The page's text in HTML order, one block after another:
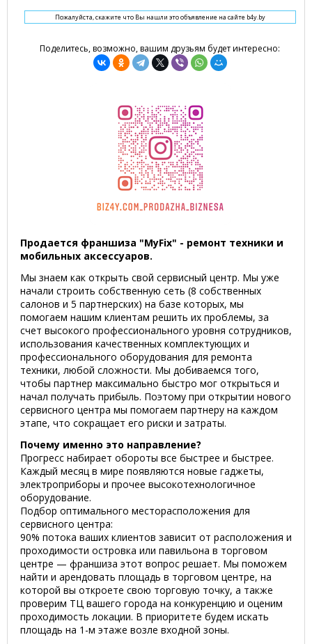
Пожалуйста, скажите что Вы нашли это объявление на сайте b4y.by
Поделитесь, возможно, вашим друзьям будет интересно:
Продается франшиза "MyFix" - ремонт техники и
мобильных аксессуаров.
Мы знаем как открыть свой сервисный центр. Мы уже
начали строить собственную сеть (8 собственных
салонов и 5 партнерских) на базе которых, мы
помогаем нашим клиентам решить их проблемы, за
счет высокого профессионального уровня сотрудников,
использования качественных комплектующих и
профессионального оборудования для ремонта
техники, любой сложности. Мы добиваемся того,
чтобы партнер максимально быстро мог открыться и
начал получать прибыль. Поэтому при открытии нового
сервисного центра мы помогаем партнеру на каждом
этапе, что сокращает его риски и затраты.
Почему именно это направление?
Прогресс набирает обороты все быстрее и быстрее.
Каждый месяц в мире появляются новые гаджеты,
электроприборы и прочее высокотехнологичное
оборудование.
Подбор оптимального месторасположения для
сервисного центра:
90% потока ваших клиентов зависит от расположения и
проходимости островка или павильона в торговом
центре — франшиза этот вопрос решает. Мы поможем
найти и арендовать площадь в торговом центре, на
которой вы откроете свою торговую точку, а также
проверим ТЦ вашего города на конкуренцию и оценим
проходимость локации. В приоритете будем искать
площадь на 1-м этаже возле входной зоны.